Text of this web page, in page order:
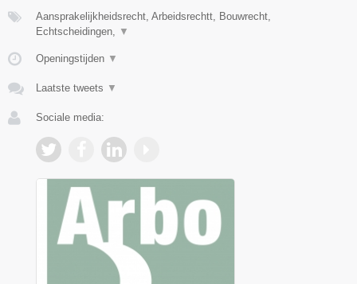
Aansprakelijkheidsrecht, Arbeidsrechtt, Bouwrecht,
Echtscheidingen,
▼
Openingstijden ▼
Laatste tweets ▼
Sociale media: